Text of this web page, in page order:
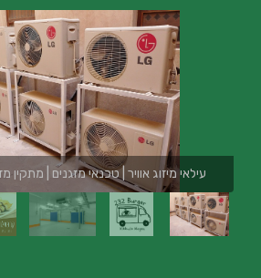
עילאי מיזוג אוויר | טכנאי מזגנים | מתקין